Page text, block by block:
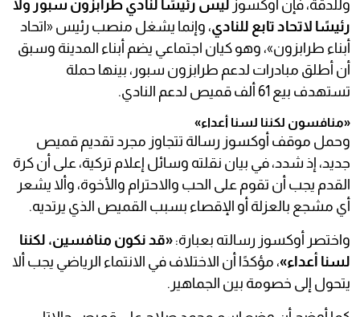
وللدقة، فإن أوكسوز ليس رئيسًا لنادي طرابزون سبور ولا
رئيسًا لاتحاد تابع للنادي، وإنما يشغل منصب رئيس «اتحاد
أبناء طرابزون»، وهو كيان اجتماعي يضم أبناء المدينة وسبق
أن أطلق مبادرات لدعم طرابزون سبور، بينها حملة
تستهدف بيع 61 ألف قميص لدعم النادي.
«منافسون لكننا لسنا أعداء»
وحمل موقف أوكسوز رسالة تتجاوز مجرد تقديم قميص
جديد، إذ شدد، في بيان نقلته وسائل إعلام تركية، على أن كرة
القدم يجب أن تقوم على الحب والاحترام والأخوة، وألا يشعر
أي مشجع بالعزلة أو الإقصاء بسبب القميص الذي يرتديه.
واختصر أوكسوز رسالته بعبارة: «قد نكون منافسين، لكننا
لسنا أعداء»، مؤكدًا أن الاختلاف في الانتماء الرياضي يجب ألا
يتحول إلى خصومة بين الجماهير.